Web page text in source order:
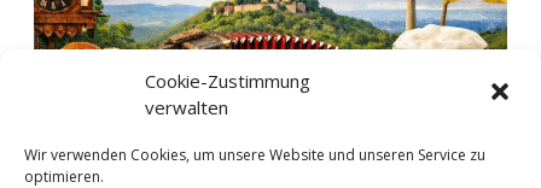
Cookie-Zustimmung
verwalten
Wir verwenden Cookies, um unsere Website und unseren Service zu
optimieren.